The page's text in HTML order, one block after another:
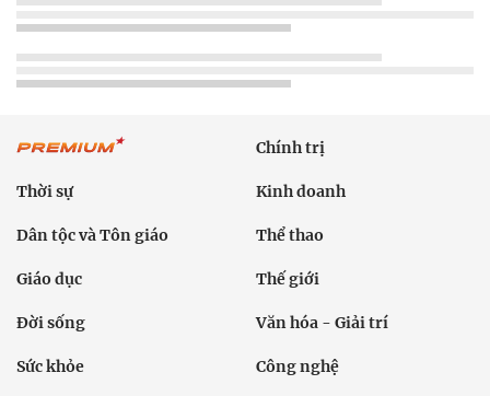
Chính trị
Thời sự Kinh doanh
Dân tộc và Tôn giáo Thể thao
Giáo dục Thế giới
Đời sống Văn hóa - Giải trí
Sức khỏe Công nghệ